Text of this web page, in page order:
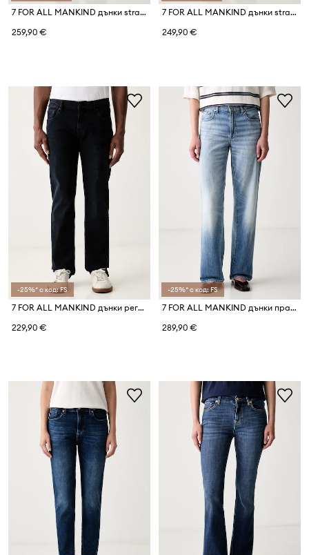
7 FOR ALL MANKIND дънки straight дамски
259,90 €
7 FOR ALL MANKIND дънки straight дамски
249,90 €
-25%* с код: FS
7 FOR ALL MANKIND дънки регулярни мъжки
229,90 €
-25%* с код: FS
7 FOR ALL MANKIND дънки прави дамски
289,90 €